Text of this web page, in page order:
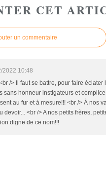
CET
un commentaire
2022 10:48
/> Il faut se battre, pour faire
sans honneur instigateurs et
au fur et à mesure!!! <br /> À nos
devoir... <br /> A nos petits frères,
digne de ce nom!!!